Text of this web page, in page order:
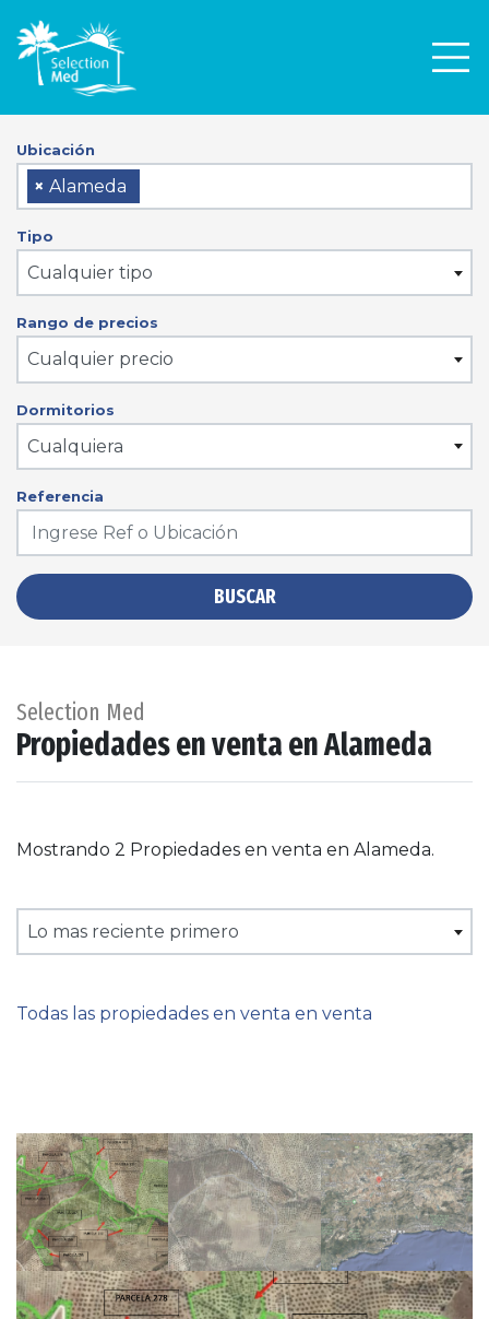
Ubicación
× Alameda
Tipo
Cualquier tipo
Rango de precios
Cualquier precio
Dormitorios
Cualquiera
Referencia
BUSCAR
Selection Med
Propiedades en venta en Alameda
Mostrando 2 Propiedades en venta en Alameda.
Lo mas reciente primero
Todas las propiedades en venta en venta